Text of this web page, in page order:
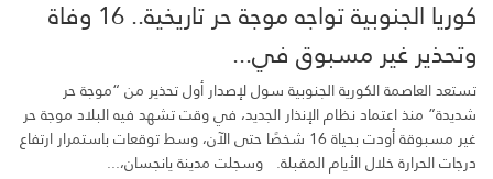
كوريا الجنوبية تواجه موجة حر تاريخية.. 16 وفاة
وتحذير غير مسبوق في...
تستعد العاصمة الكورية الجنوبية سول لإصدار أول تحذير من “موجة حر
شديدة” منذ اعتماد نظام الإنذار الجديد، في وقت تشهد فيه البلاد موجة حر
غير مسبوقة أودت بحياة 16 شخصًا حتى الآن، وسط توقعات باستمرار ارتفاع
درجات الحرارة خلال الأيام المقبلة. وسجلت مدينة يانجسان،...